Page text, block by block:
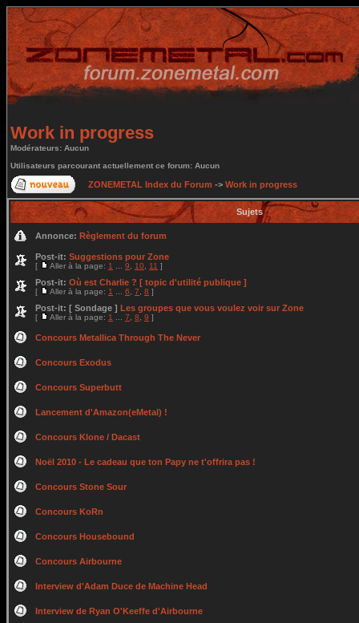
Work in progress
Modérateurs: Aucun
Utilisateurs parcourant actuellement ce forum: Aucun
ZONEMETAL Index du Forum -> Work in progress
Sujets
Annonce: Règlement du forum
Post-it: Suggestions pour Zone
[ Aller à la page: 1 9 10 11 ]
Post-it: Où est Charlie ? [ topic d'utilité publique ]
[ Aller à la page: 1 6 7 8 ]
Post-it: [ Sondage ] Les groupes que vous voulez voir sur Zone
[ Aller à la page: 1 7 8 9 ]
Concours Metallica Through The Never
Concours Exodus
Concours Superbutt
Lancement d'Amazon(eMetal) !
Concours Klone / Dacast
Noël 2010 - Le cadeau que ton Papy ne t'offrira pas !
Concours Stone Sour
Concours KoRn
Concours Housebound
Concours Airbourne
Interview d'Adam Duce de Machine Head
Interview de Ryan O'Keeffe d'Airbourne